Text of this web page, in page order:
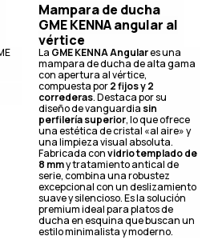
Mampara de ducha
GME KENNA angular al
vértice
La GME KENNA Angulares una
mampara de ducha de alta gama
con apertura al vértice,
compuesta por2 fijos y 2
correderas. Destaca por su
diseño de vanguardia sin
perfilería superior, lo que ofrece
una estética de cristal «al aire» y
una limpieza visual absoluta.
Fabricada convidrio templado de
8 mmy tratamiento antical de
serie, combina una robustez
excepcional con un deslizamiento
suave y silencioso. Es la solución
premium ideal para platos de
ducha en esquina que buscan un
estilo minimalista y moderno.